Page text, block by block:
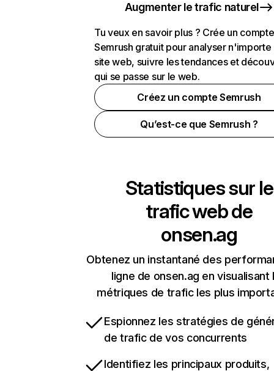
Augmenter le trafic naturel
Tu veux en savoir plus ? Crée un compte
Semrush gratuit pour analyser n'importe
site web, suivre les tendances et
qui se passe sur le web.
Créez un compte Semrush
Qu’est-ce que Semrush ?
Statistiques sur le
trafic web de
onsen.ag
Obtenez un instantané des
ligne de onsen.ag en visualisant
métriques de trafic les plus
Espionnez les stratégies de
de trafic de vos concurrents
Identifiez les principaux produits,